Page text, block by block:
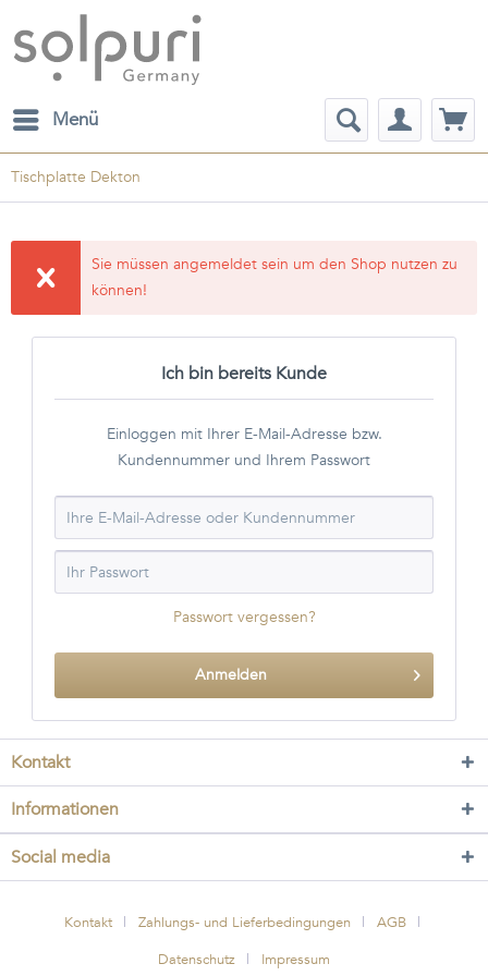
Menü
Tischplatte Dekton
Sie müssen angemeldet sein um den Shop nutzen zu
können!
Ich bin bereits Kunde
Einloggen mit Ihrer E-Mail-Adresse bzw.
Kundennummer und Ihrem Passwort
Passwort vergessen?
Anmelden
Kontakt
Informationen
Social media
Kontakt Zahlungs- und Lieferbedingungen
AGB
Datenschutz
Impressum